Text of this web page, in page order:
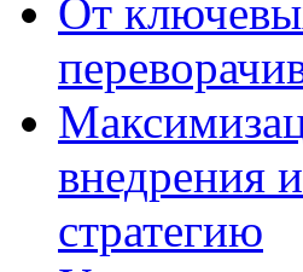
От
внедрения
стратегию